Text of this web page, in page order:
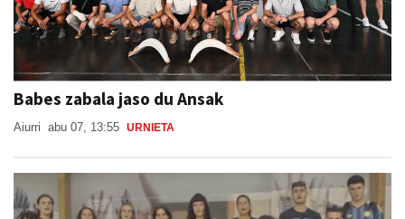
Babes zabala jaso du Ansak
Aiurri abu 07, 13:55 URNIETA